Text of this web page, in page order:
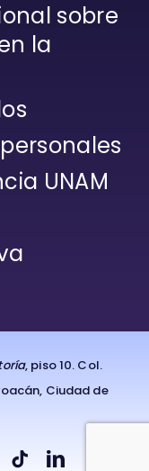
sobre
la
UNAM
, piso 10. Col.
Ciudad de